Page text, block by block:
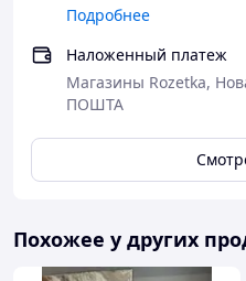
Подробнее
Наложенный платеж
Магазины Rozetka,
ПОШТА
Похожее у других